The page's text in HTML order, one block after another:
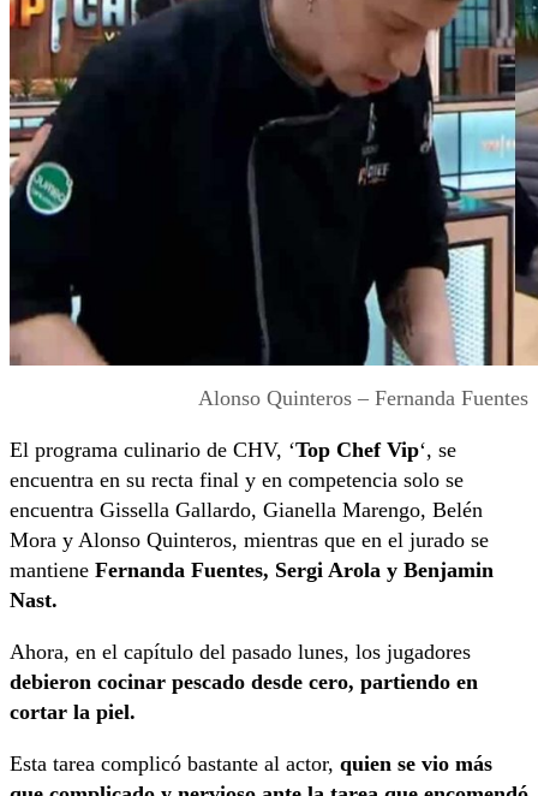
Alonso Quinteros – Fernanda Fuentes
El programa culinario de CHV, ‘Top Chef Vip‘, se
encuentra en su recta final y en competencia solo se
encuentra Gissella Gallardo, Gianella Marengo, Belén
Mora y Alonso Quinteros, mientras que en el jurado se
mantiene Fernanda Fuentes, Sergi Arola y Benjamin
Nast.
Ahora, en el capítulo del pasado lunes, los jugadores
debieron cocinar pescado desde cero, partiendo en
cortar la piel.
Esta tarea complicó bastante al actor, quien se vio más